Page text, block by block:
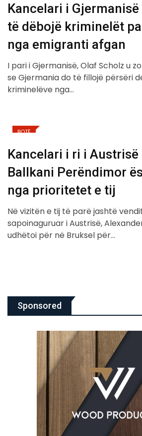
Kancelari i
të dëbojë kriminelët
nga emigranti afgan
I pari i Gjermanisë, Olaf Scholz u
se Gjermania do të fillojë përsëri
kriminelëve nga…
BOTË
Kancelari i ri i Austrisë
Ballkani Perëndimor
nga prioritetet e tij
Në vizitën e tij të parë jashtë
sapoinaguruar i Austrisë,
udhëtoi për në Bruksel për…
Sponsored